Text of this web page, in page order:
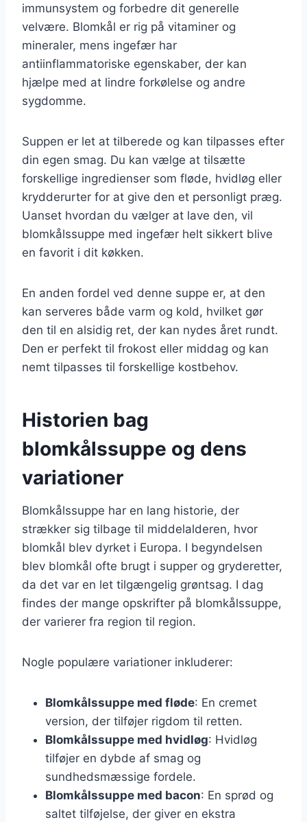
immunsystem og forbedre dit generelle
velvære. Blomkål er rig på vitaminer og
mineraler, mens ingefær har
antiinflammatoriske egenskaber, der kan
hjælpe med at lindre forkølelse og andre
sygdomme.
Suppen er let at tilberede og kan tilpasses efter
din egen smag. Du kan vælge at tilsætte
forskellige ingredienser som fløde, hvidløg eller
krydderurter for at give den et personligt præg.
Uanset hvordan du vælger at lave den, vil
blomkålssuppe med ingefær helt sikkert blive
en favorit i dit køkken.
En anden fordel ved denne suppe er, at den
kan serveres både varm og kold, hvilket gør
den til en alsidig ret, der kan nydes året rundt.
Den er perfekt til frokost eller middag og kan
nemt tilpasses til forskellige kostbehov.
Historien bag
blomkålssuppe og dens
variationer
Blomkålssuppe har en lang historie, der
strækker sig tilbage til middelalderen, hvor
blomkål blev dyrket i Europa. I begyndelsen
blev blomkål ofte brugt i supper og gryderetter,
da det var en let tilgængelig grøntsag. I dag
findes der mange opskrifter på blomkålssuppe,
der varierer fra region til region.
Nogle populære variationer inkluderer:
Blomkålssuppe med fløde: En cremet
version, der tilføjer rigdom til retten.
Blomkålssuppe med hvidløg: Hvidløg
tilføjer en dybde af smag og
sundhedsmæssige fordele.
Blomkålssuppe med bacon: En sprød og
saltet tilføjelse, der giver en ekstra